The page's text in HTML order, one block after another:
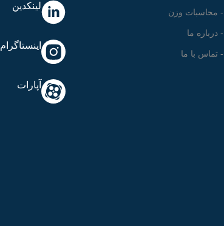
- محاسبات وزن
- درباره ما
- تماس با ما
لینکدین
اینستاگرام
آپارات